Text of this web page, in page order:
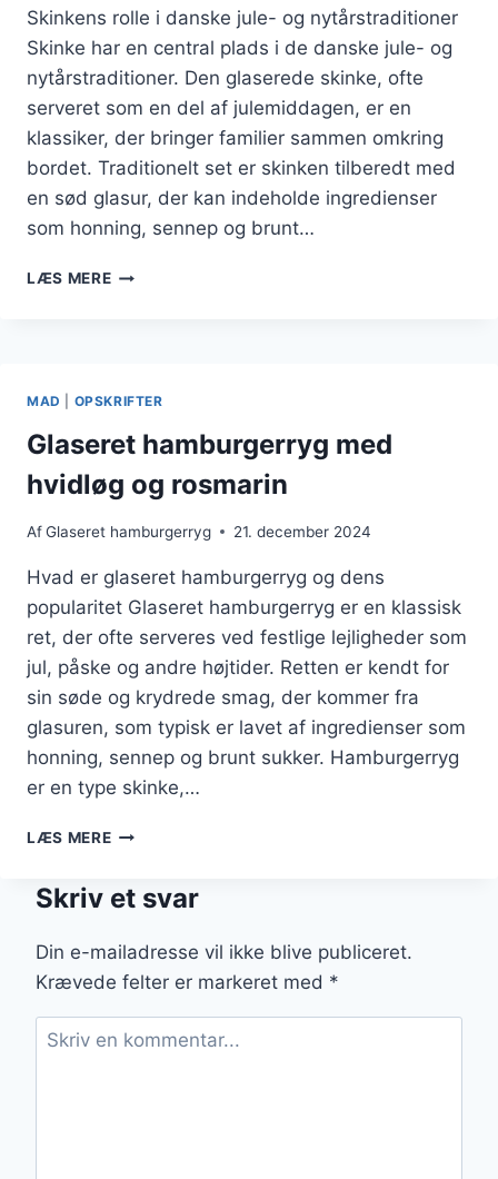
Skinkens rolle i danske jule- og nytårstraditioner
Skinke har en central plads i de danske jule- og
nytårstraditioner. Den glaserede skinke, ofte
serveret som en del af julemiddagen, er en
klassiker, der bringer familier sammen omkring
bordet. Traditionelt set er skinken tilberedt med
en sød glasur, der kan indeholde ingredienser
som honning, sennep og brunt…
LÆS MERESKINKE
MAD OPSKRIFTER
Glaseret hamburgerryg med
hvidløg og rosmarin
AfGlaseret hamburgerryg 21. december 2024
Hvad er glaseret hamburgerryg og dens
popularitet Glaseret hamburgerryg er en klassisk
ret, der ofte serveres ved festlige lejligheder som
jul, påske og andre højtider. Retten er kendt for
sin søde og krydrede smag, der kommer fra
glasuren, som typisk er lavet af ingredienser som
honning, sennep og brunt sukker. Hamburgerryg
er en type skinke,…
LÆS MEREGLASERET
HVIDLØG
ROSMARIN
Skriv et svar
Din e-mailadresse vil ikke blive publiceret.
Krævede felter er markeret med *